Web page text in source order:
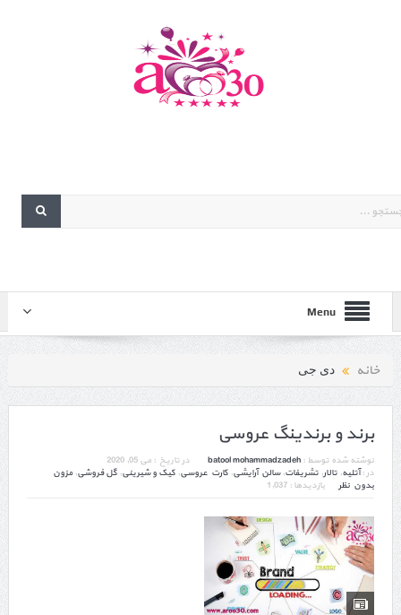
Menu
خانه دی جی
برند و برندینگ عروسی
نوشته شده توسط : batool mohammadzadeh در تاریخ : می 05, 2020
در :آتلیه, تالار, تشریفات,سالن آرایشی, کارت عروسی, کیک و شیرینی, گل فروشی,مزون
بدون نظر
بازدیدها : 1,037